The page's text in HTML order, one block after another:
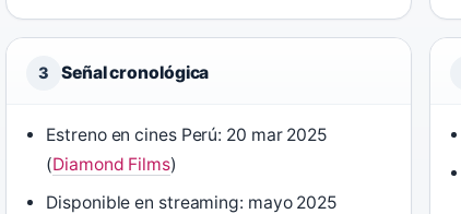
3 Señal cronológica
Estreno en cines Perú: 20 mar 2025
(Diamond Films)
Disponible en streaming: mayo 2025